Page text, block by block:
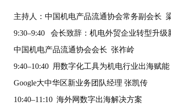
主持人：中国机电产品流通协会常务副会长
9:30–9:40 会长致辞：机电外贸企业转型升级
中国机电产品流通协会会长 张祚岭
9:40–10:40 用数字化工具为机电行业出海赋能
Google大中华区新业务团队经理 张凯传
10:40–11:10 海外网数字出海解决方案